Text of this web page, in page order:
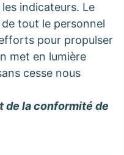
indicateurs. Le
tout le personnel
pour propulser
met en lumière
cesse nous
de la conformité de